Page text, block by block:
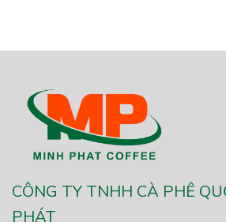
CÔNG TY TNHH CÀ PHÊ
PHÁT